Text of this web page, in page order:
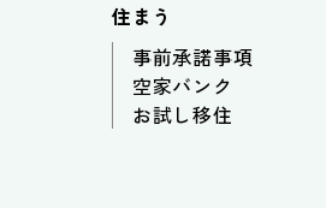
住まう
事前承諾事項
空家バンク
お試し移住